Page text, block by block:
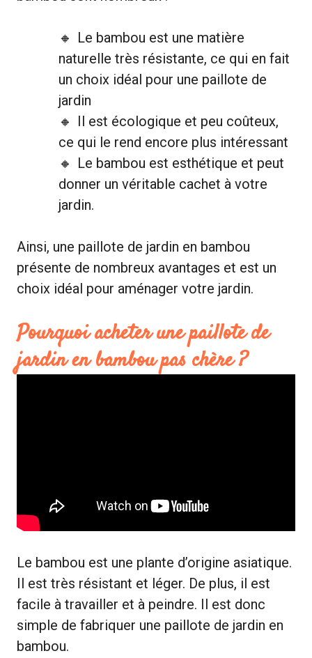
Le bambou est une matière
naturelle très résistante, ce qui en fait
un choix idéal pour une paillote de
jardin
Il est écologique et peu coûteux,
ce qui le rend encore plus intéressant
Le bambou est esthétique et peut
donner un véritable cachet à votre
jardin.
Ainsi, une paillote de jardin en bambou
présente de nombreux avantages et est un
choix idéal pour aménager votre jardin.
Pourquoi acheter une paillote de
jardin en bambou pas chère ?
Le bambou est une plante d’origine asiatique.
Il est très résistant et léger. De plus, il est
facile à travailler et à peindre. Il est donc
simple de fabriquer une paillote de jardin en
bambou.